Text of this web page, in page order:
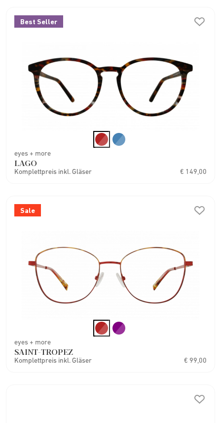
Best Seller
eyes + more
LAGO
Komplettpreis inkl. Gläser € 149,00
Sale
eyes + more
SAINT-TROPEZ
Komplettpreis inkl. Gläser € 99,00